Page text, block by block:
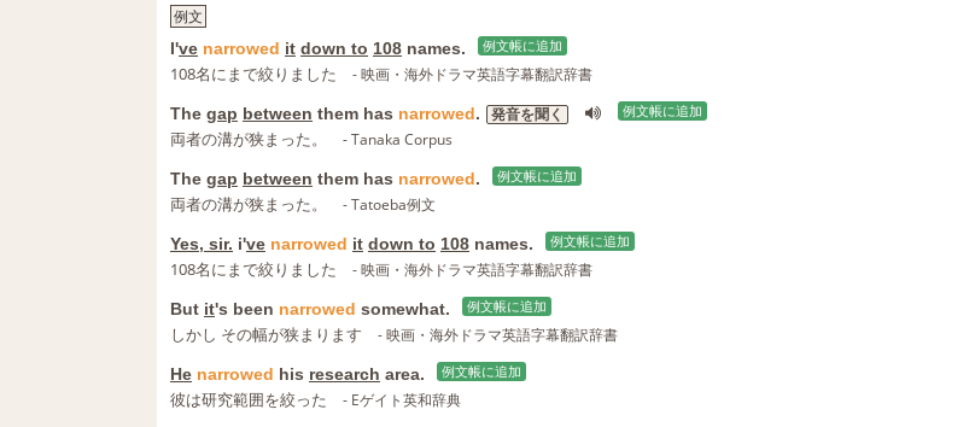
例文
I've narrowed it down to 108 names. 例文帳に追加
108名にまで絞りました - 映画・海外ドラマ英語字幕翻訳辞書
The gap between them has narrowed. 発音を聞く 例文帳に追加
両者の溝が狭まった。 - Tanaka Corpus
The gap between them has narrowed. 例文帳に追加
両者の溝が狭まった。 - Tatoeba例文
Yes, sir. i've narrowed it down to 108 names. 例文帳に追加
108名にまで絞りました - 映画・海外ドラマ英語字幕翻訳辞書
But it's been narrowed somewhat. 例文帳に追加
しかし その幅が狭まります - 映画・海外ドラマ英語字幕翻訳辞書
He narrowed his research area. 例文帳に追加
彼は研究範囲を絞った - Eゲイト英和辞典